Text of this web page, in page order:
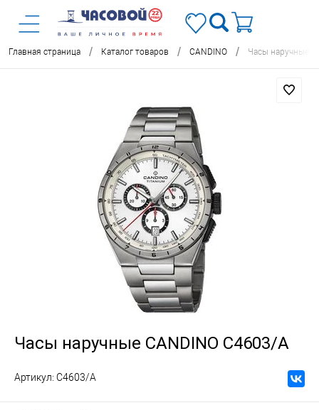
Главная страница / Каталог товаров / CANDINO / Часы наручные
Часы наручные CANDINO C4603/A
Артикул: C4603/A